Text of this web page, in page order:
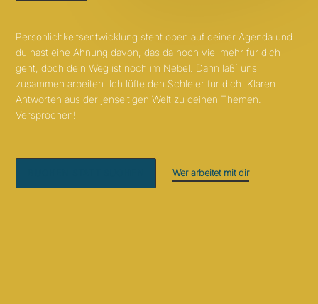
Persönlichkeitsentwicklung steht oben auf deiner Agenda und
du hast eine Ahnung davon, das da noch viel mehr für dich
geht, doch dein Weg ist noch im Nebel. Dann laß´ uns
zusammen arbeiten. Ich lüfte den Schleier für dich. Klaren
Antworten aus der jenseitigen Welt zu deinen Themen.
Versprochen!
Wer arbeitet mit dir